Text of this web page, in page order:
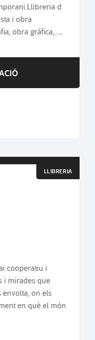
d
i obra
obra gràfica,...…
cooperatiu i
i mirades que
on els
en què el món
LLIBRERIA